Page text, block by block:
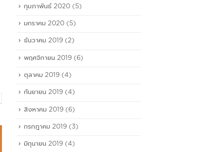
กุมภาพันธ์ 2020 (5)
มกราคม 2020 (5)
ธันวาคม 2019 (2)
พฤศจิกายน 2019 (6)
ตุลาคม 2019 (4)
กันยายน 2019 (4)
สิงหาคม 2019 (6)
กรกฎาคม 2019 (3)
มิถุนายน 2019 (4)